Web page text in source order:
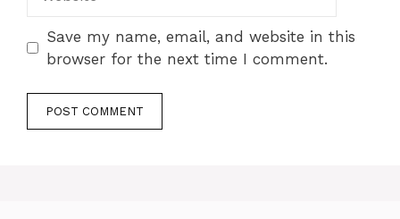
Save my name, email, and website in this
browser for the next time I comment.